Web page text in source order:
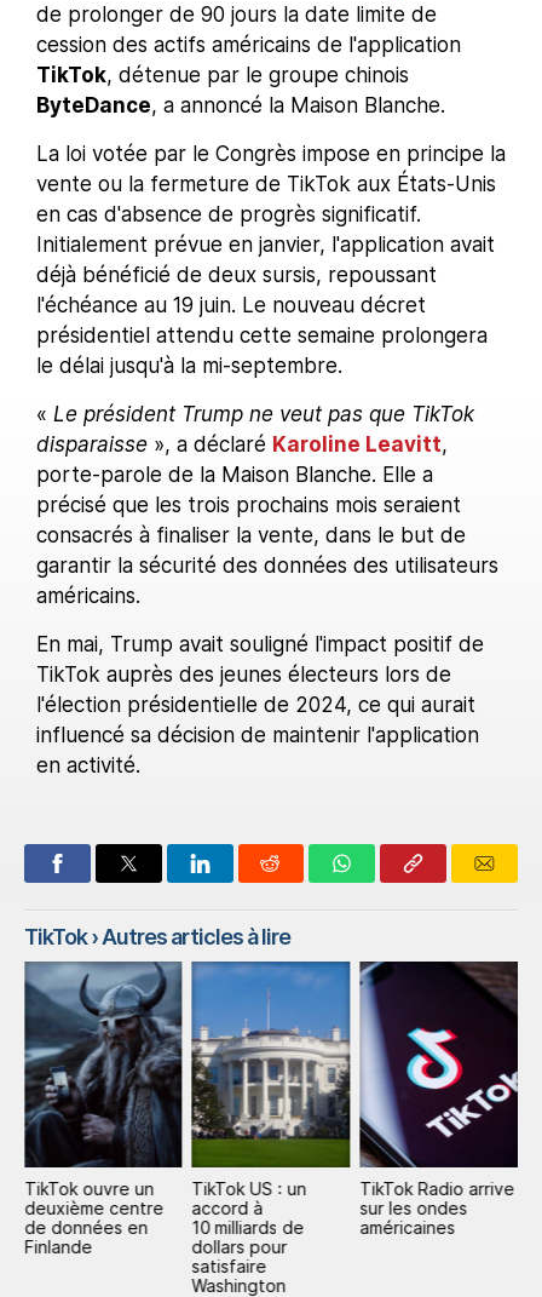
de prolonger de 90 jours la date limite de
cession des actifs américains de l'application
TikTok, détenue par le groupe chinois
ByteDance, a annoncé la Maison Blanche.
La loi votée par le Congrès impose en principe la
vente ou la fermeture de TikTok aux États-Unis
en cas d'absence de progrès significatif.
Initialement prévue en janvier, l'application avait
déjà bénéficié de deux sursis, repoussant
l'échéance au 19 juin. Le nouveau décret
présidentiel attendu cette semaine prolongera
le délai jusqu'à la mi-septembre.
« Le président Trump ne veut pas que TikTok
disparaisse », a déclaré Karoline Leavitt,
porte-parole de la Maison Blanche. Elle a
précisé que les trois prochains mois seraient
consacrés à finaliser la vente, dans le but de
garantir la sécurité des données des utilisateurs
américains.
En mai, Trump avait souligné l'impact positif de
TikTok auprès des jeunes électeurs lors de
l'élection présidentielle de 2024, ce qui aurait
influencé sa décision de maintenir l'application
en activité.
TikTok› Autres articles à lire
TikTok ouvre un
deuxième centre
de données en
Finlande
TikTok US : un
accord à
10 milliards de
dollars pour
satisfaire
Washington
TikTok Radio arrive
sur les ondes
américaines